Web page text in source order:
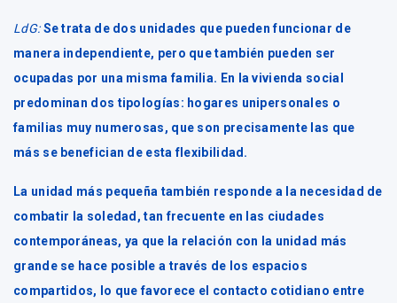
LdG: Se trata de dos unidades que pueden funcionar de
manera independiente, pero que también pueden ser
ocupadas por una misma familia. En la vivienda social
predominan dos tipologías: hogares unipersonales o
familias muy numerosas, que son precisamente las que
más se benefician de esta flexibilidad.
La unidad más pequeña también responde a la necesidad de
combatir la soledad, tan frecuente en las ciudades
contemporáneas, ya que la relación con la unidad más
grande se hace posible a través de los espacios
compartidos, lo que favorece el contacto cotidiano entre